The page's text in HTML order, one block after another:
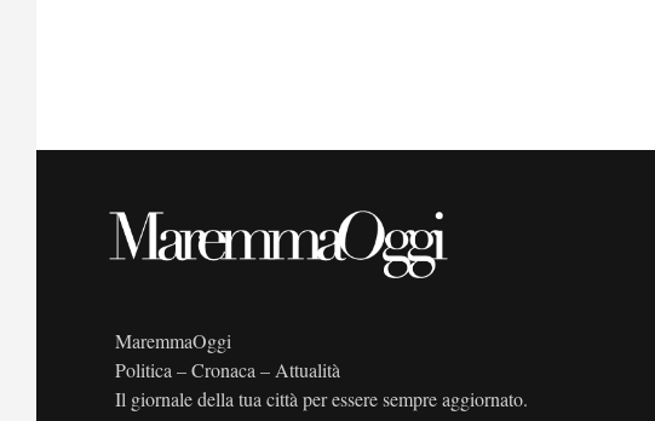
MaremmaOggi
Politica – Cronaca – Attualità
Il giornale della tua città per essere sempre aggiornato.